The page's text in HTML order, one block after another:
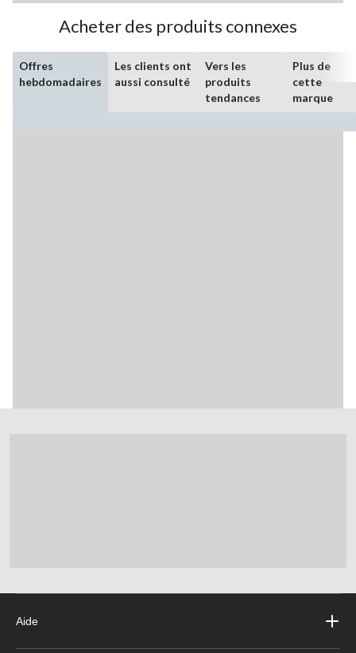
Acheter des produits connexes
Offres
hebdomadaires
Les clients ont
aussi consulté
Vers les
produits
tendances
Plus de
cette
marque
Aide